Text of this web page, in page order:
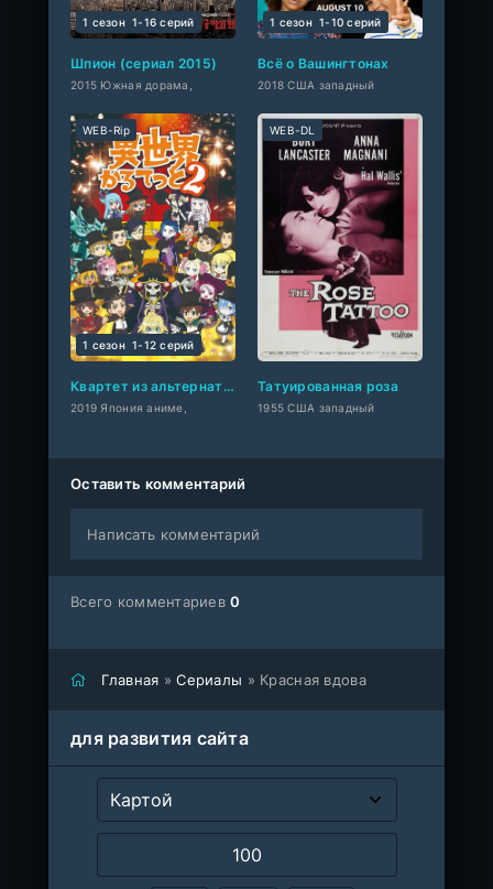
Шпион (сериал 2015)
2015 Южная дорама,
1 сезон 1-16 cерий
Всё о Вашингтонах
2018 США западный
1 сезон 1-10 cерий
Квартет из альтернативного мира
2019 Япония аниме,
WEB-Rip
1 сезон 1-12 cерий
Татуированная роза
1955 США западный
WEB-DL
Оставить комментарий
Написать комментарий
Всего комментариев0
Главная »Сериалы » Красная вдова
для развития сайта